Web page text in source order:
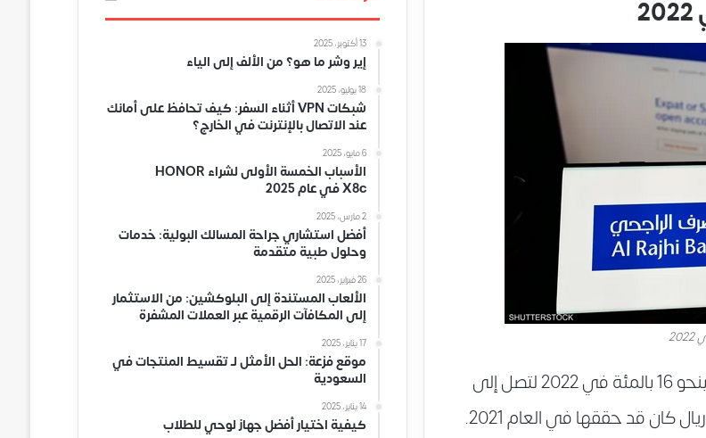
سجل مصرف راجحي السعودي ارتفاعا في صافي الأرباح بنحو 16 بالمئة في 2022 لتصل إلى
13 أكتوبر، 2025
إير وشر ما هو؟ من الألف إلى الياء
18 يوليو، 2025
شبكات VPN أثناء السفر: كيف تحافظ على أمانك
عند الاتصال بالإنترنت في الخارج؟
6 مايو، 2025
الأسباب الخمسة الأولى لشراء HONOR
X8c في عام 2025
2 مارس، 2025
أفضل استشاري جراحة المسالك البولية: خدمات
وحلول طبية متقدمة
26 فبراير، 2025
الألعاب المستندة إلى البلوكشين: من الاستثمار
إلى المكافآت الرقمية عبر العملات المشفرة
17 يناير، 2025
موقع فزعة: الحل الأمثل لـ تقسيط المنتجات في
السعودية
14 يناير، 2025
كيفية اختيار أفضل جهاز لوحي للطلاب